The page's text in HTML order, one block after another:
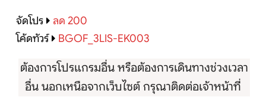
จัดโปร
ลด 200
โค้ดทัวร์
BGOF_3LIS-EK003
ต้องการโปรแกรมอื่น หรือต้องการเดินทางช่วงเวลา
อื่น นอกเหนือจากเว็บไซต์ กรุณาติดต่อเจ้าหน้าที่